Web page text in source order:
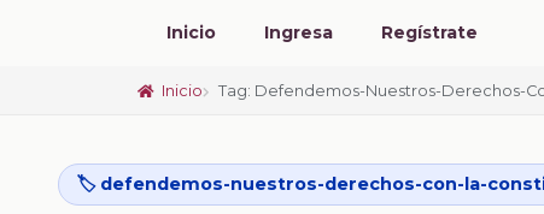
Inicio Ingresa Regístrate
Inicio Tag: Defendemos-Nuestros-Derechos-
🏷️ defendemos-nuestros-derechos-con-la-